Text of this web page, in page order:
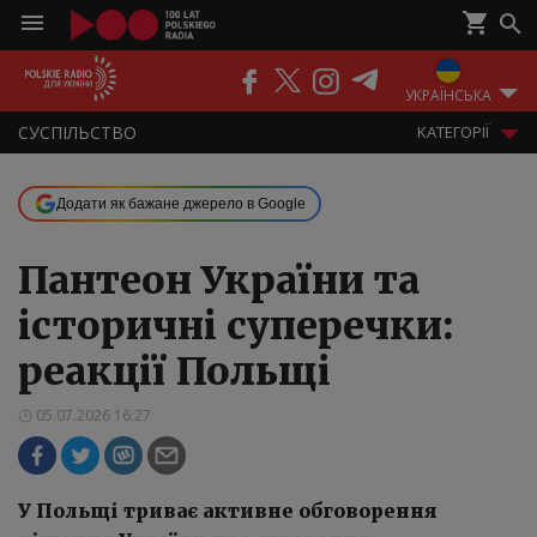
УКРАЇНСЬКА
СУСПІЛЬСТВО KАТЕГОРІЇ
ПОДКАСТИ ЕФІР
Додати як бажане джерело в Google
Пантеон України та
історичні суперечки:
реакції Польщі
05.07.2026 16:27
У Польщі триває активне обговорення